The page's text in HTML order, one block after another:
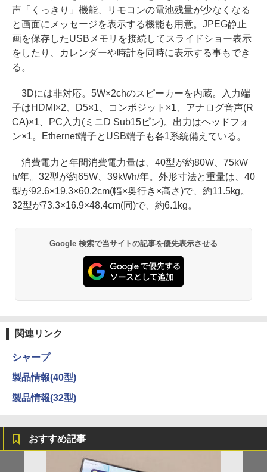
声「くっきり」機能、リモコンの電池残量が少なくなる
と画面にメッセージを表示する機能も用意。JPEG静止
画を保存したUSBメモリを接続してスライドショー表示
をしたり、カレンダーや時計を同時に表示する事もでき
る。
3Dには非対応。5W×2chのスピーカーを内蔵。入力端
子はHDMI×2、D5×1、コンポジット×1、アナログ音声(R
CA)×1、PC入力(ミニD Sub15ピン)。出力はヘッドフォ
ン×1。Ethernet端子とUSB端子も各1系統備えている。
消費電力と年間消費電力量は、40型が約80W、75kW
h/年。32型が約65W、39kWh/年。外形寸法と重量は、40
型が92.6×19.3×60.2cm(幅×奥行き×高さ)で、約11.5kg。
32型が73.3×16.9×48.4cm(同)で、約6.1kg。
Google 検索で当サイトの記事を優先表示させる
関連リンク
シャープ
製品情報(40型)
製品情報(32型)
おすすめ記事